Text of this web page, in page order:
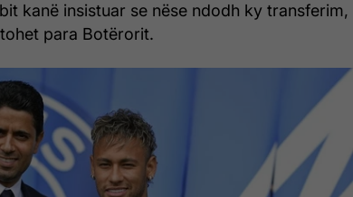
kanë insistuar se nëse ndodh ky transferim,
para Botërorit.